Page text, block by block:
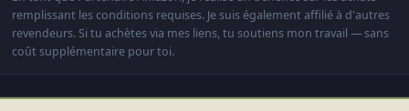
remplissant les conditions requises. Je suis également affilié à d'autres
revendeurs. Si tu achètes via mes liens, tu soutiens mon travail — sans
coût supplémentaire pour toi.